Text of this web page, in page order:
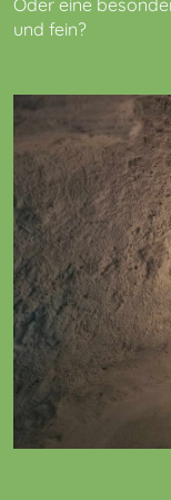
Oder eine
und fein?